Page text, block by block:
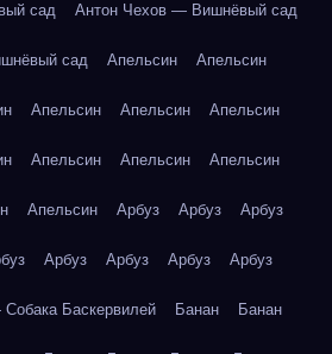
сад Антон Чехов — Вишнёвый сад
сад Апельсин Апельсин
Апельсин Апельсин Апельсин
Апельсин Апельсин Апельсин
Апельсин Арбуз Арбуз Арбуз
Арбуз Арбуз Арбуз Арбуз
Баскервилей Банан Банан